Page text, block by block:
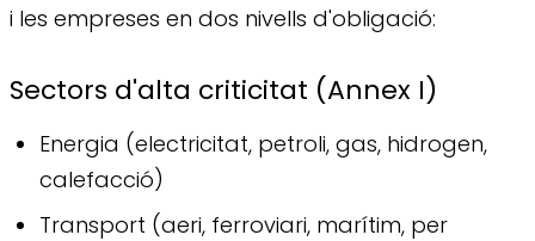
i les empreses en dos nivells d'obligació:
Sectors d'alta criticitat (Annex I)
Energia (electricitat, petroli, gas, hidrogen,
calefacció)
Transport (aeri, ferroviari, marítim, per